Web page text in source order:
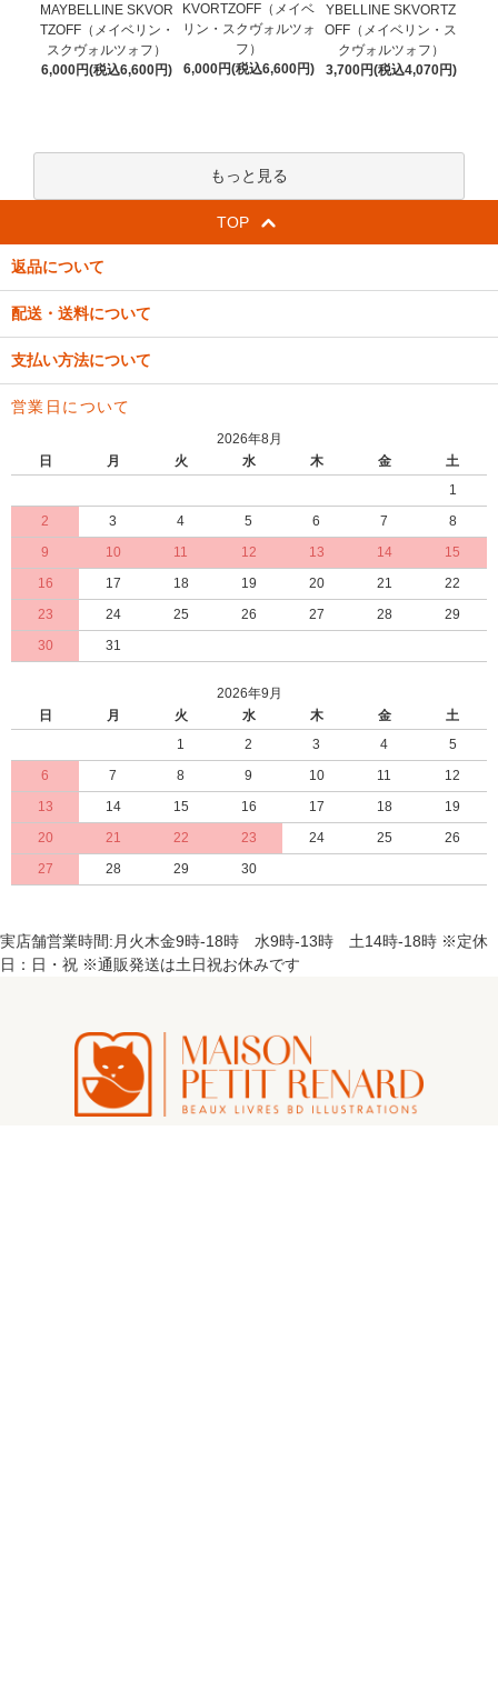
MAYBELLINE SKVOR
TZOFF（メイベリン・
スクヴォルツォフ）
6,000円(税込6,600円)
KVORTZOFF（メイベ
リン・スクヴォルツォ
フ）
6,000円(税込6,600円)
YBELLINE SKVORTZ
OFF（メイベリン・ス
クヴォルツォフ）
3,700円(税込4,070円)
もっと見る
TOP
返品について
配送・送料について
支払い方法について
営業日について
2026年8月
日
月 火 水 木 金
土
1
2
3 4 5 6 7
8
9
10 11 12 13 14
15
16
17 18 19 20 21
22
23
24 25 26 27 28
29
30
31
2026年9月
日
月 火 水 木 金
土
1
2 3 4
5
6
7 8 9 10 11
12
13
14 15 16 17 18
19
20
21 22 23 24 25
26
27
28 29 30
実店舗営業時間:月火木金9時-18時 水9時-13時 土14時-18時 ※定休
日：日・祝 ※通販発送は土日祝お休みです